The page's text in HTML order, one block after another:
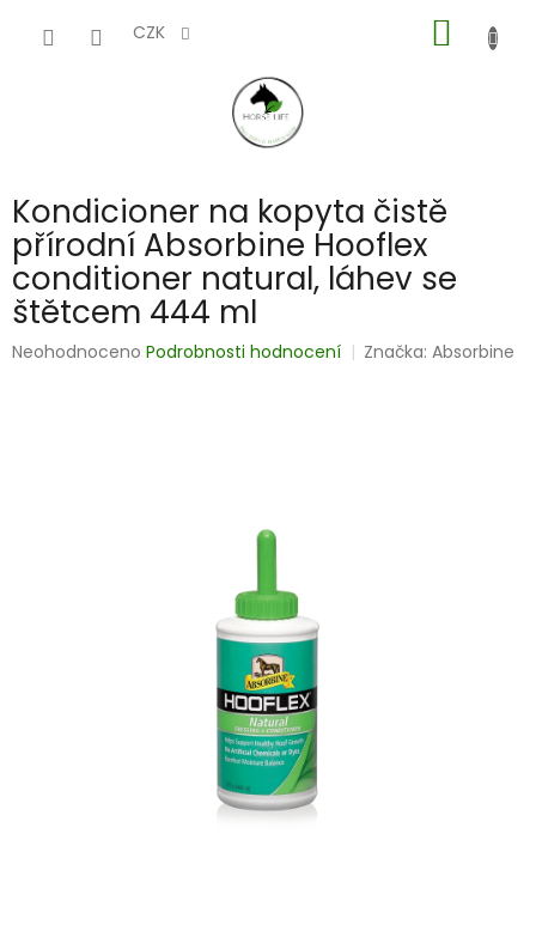
CZK
KOŠÍK
Kondicioner na kopyta čistě
přírodní Absorbine Hooflex
conditioner natural, láhev se
štětcem 444 ml
Průměrné
Neohodnoceno Podrobnosti hodnocení Značka:Absorbine